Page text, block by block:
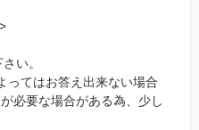
い。
ってはお答え出来ない場合
必要な場合がある為、少し